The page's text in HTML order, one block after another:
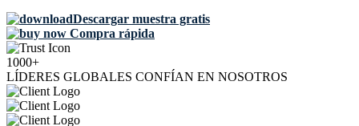
Descargar muestra gratis
Compra rápida
1000+
LÍDERES GLOBALES CONFÍAN EN NOSOTROS